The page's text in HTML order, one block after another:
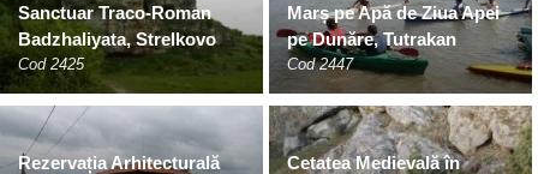
Sanctuar Traco-Roman
Badzhaliyata, Strelkovo
Cod 2425
Marș pe Apă de Ziua Apei
pe Dunăre, Tutrakan
Cod 2447
Rezervația Arhitecturală
Cetatea Medievală în